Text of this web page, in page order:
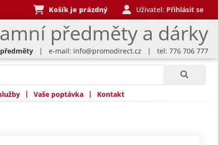
předměty a dárky
Košík je prázdný Uživatel: Přihlásit se
| e-mail: info@promodirect.cz | tel: 776 706 777
| Vaše poptávka | Kontakt